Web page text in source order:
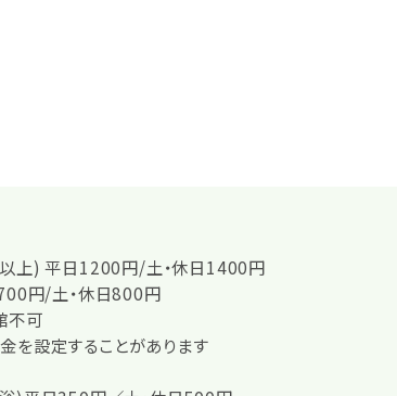
上) 平日1200円/土・休日1400円
円/土・休日800円
不可
を設定することがあります